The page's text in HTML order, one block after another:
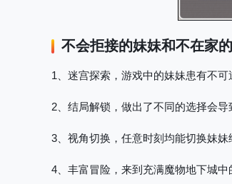
不会拒接的妹妹和不在家
1、迷宫探索，游戏中的妹妹患有不
2、结局解锁，做出了不同的选择会
3、视角切换，任意时刻均能切换妹
4、丰富冒险，来到充满魔物地下城